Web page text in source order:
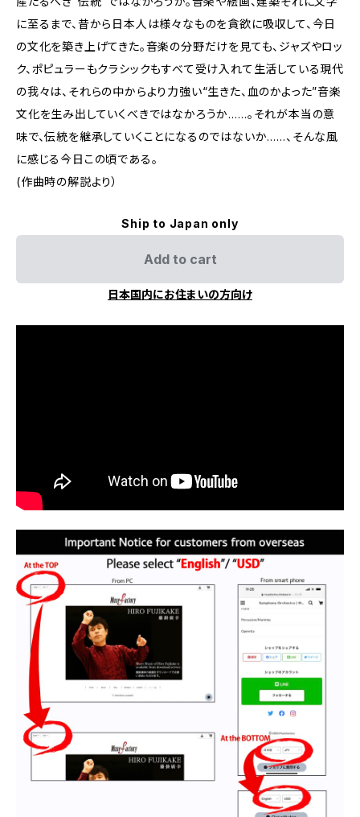
に至るまで、昔から日本人は様々なものを貪欲に吸収して、今日
の文化を築き上げてきた。音楽の分野だけを見ても、ジャズやロッ
ク、ポピュラーもクラシックもすべて受け入れて生活している現代
の我々は、それらの中からより力強い“生きた、血のかよった”音楽
文化を生み出していくべきではなかろうか……。それが本当の意
味で、伝統を継承していくことになるのではないか……、そんな風
に感じる今日この頃である。
(作曲時の解説より）
Ship to Japan only
Add to cart
日本国内にお住まいの方向け